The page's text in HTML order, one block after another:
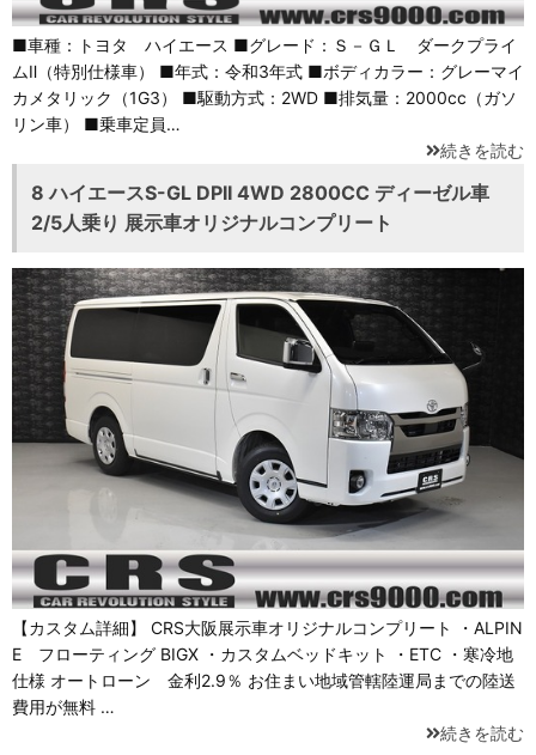
■車種：トヨタ ハイエース ■グレード：Ｓ－ＧＬ ダークプライ
ムⅡ（特別仕様車） ■年式：令和3年式 ■ボディカラー：グレーマイ
カメタリック（1G3） ■駆動方式：2WD ■排気量：2000cc（ガソ
リン車） ■乗車定員…
続きを読む
8 ハイエースS-GL DPII 4WD 2800CC ディーゼル車
2/5人乗り 展示車オリジナルコンプリート
【カスタム詳細】 CRS大阪展示車オリジナルコンプリート ・ALPIN
E フローティング BIGX ・カスタムベッドキット ・ETC ・寒冷地
仕様 オートローン 金利2.9％ お住まい地域管轄陸運局までの陸送
費用が無料 …
続きを読む